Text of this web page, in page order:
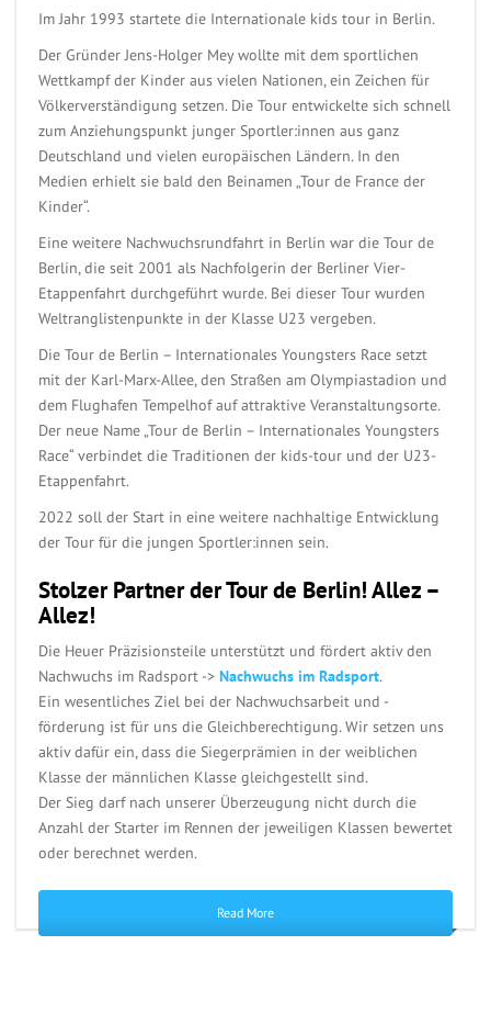
Im Jahr 1993 startete die Internationale kids tour in Berlin.
Der Gründer Jens-Holger Mey wollte mit dem sportlichen
Wettkampf der Kinder aus vielen Nationen, ein Zeichen für
Völkerverständigung setzen. Die Tour entwickelte sich schnell
zum Anziehungspunkt junger Sportler:innen aus ganz
Deutschland und vielen europäischen Ländern. In den
Medien erhielt sie bald den Beinamen „Tour de France der
Kinder“.
Eine weitere Nachwuchsrundfahrt in Berlin war die Tour de
Berlin, die seit 2001 als Nachfolgerin der Berliner Vier-
Etappenfahrt durchgeführt wurde. Bei dieser Tour wurden
Weltranglistenpunkte in der Klasse U23 vergeben.
Die Tour de Berlin – Internationales Youngsters Race setzt
mit der Karl-Marx-Allee, den Straßen am Olympiastadion und
dem Flughafen Tempelhof auf attraktive Veranstaltungsorte.
Der neue Name „Tour de Berlin – Internationales Youngsters
Race“ verbindet die Traditionen der kids-tour und der U23-
Etappenfahrt.
2022 soll der Start in eine weitere nachhaltige Entwicklung
der Tour für die jungen Sportler:innen sein.
Stolzer Partner der Tour de Berlin! Allez –
Allez!
Die Heuer Präzisionsteile unterstützt und fördert aktiv den
Nachwuchs im Radsport -> Nachwuchs im Radsport.
Ein wesentliches Ziel bei der Nachwuchsarbeit und -
förderung ist für uns die Gleichberechtigung. Wir setzen uns
aktiv dafür ein, dass die Siegerprämien in der weiblichen
Klasse der männlichen Klasse gleichgestellt sind.
Der Sieg darf nach unserer Überzeugung nicht durch die
Anzahl der Starter im Rennen der jeweiligen Klassen bewertet
oder berechnet werden.
Read More